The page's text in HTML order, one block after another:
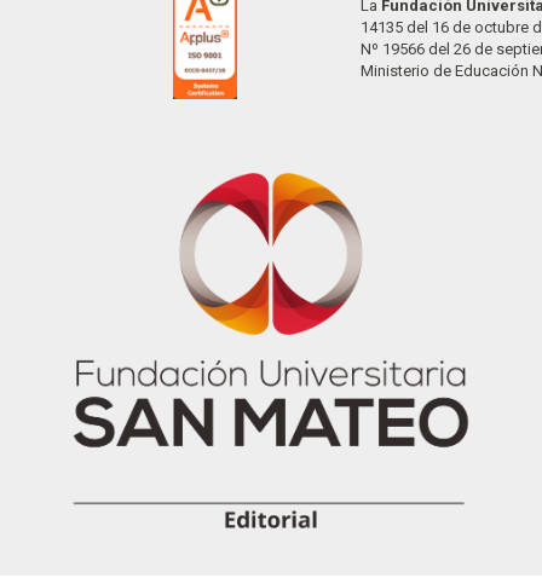
La Fundación
14135 del 16 de octubre
Nº 19566 del 26 de
Ministerio de Educación